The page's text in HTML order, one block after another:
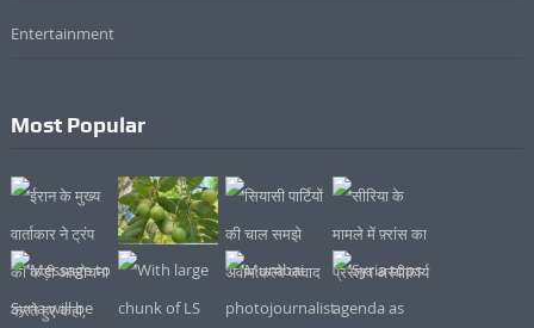
Entertainment
Most Popular